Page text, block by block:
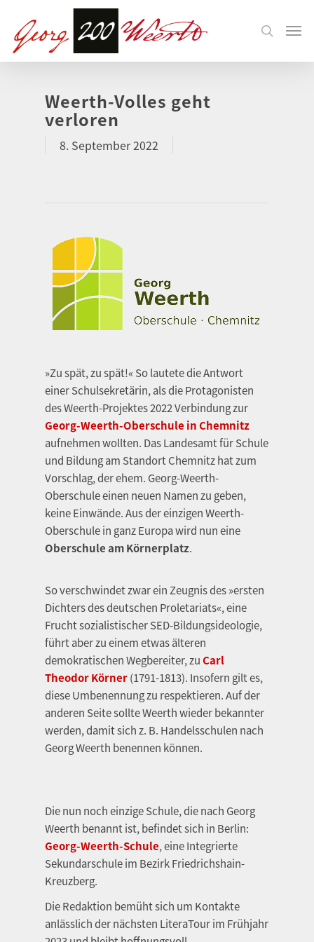
Weerth-Volles geht
verloren
8. September 2022
»Zu spät, zu spät!« So lautete die Antwort
einer Schulsekretärin, als die Protagonisten
des Weerth-Projektes 2022 Verbindung zur
Georg-Weerth-Oberschule in Chemnitz
aufnehmen wollten. Das Landesamt für Schule
und Bildung am Standort Chemnitz hat zum
Vorschlag, der ehem. Georg-Weerth-
Oberschule einen neuen Namen zu geben,
keine Einwände. Aus der einzigen Weerth-
Oberschule in ganz Europa wird nun eine
Oberschule am Körnerplatz.
So verschwindet zwar ein Zeugnis des »ersten
Dichters des deutschen Proletariats«, eine
Frucht sozialistischer SED-Bildungsideologie,
führt aber zu einem etwas älteren
demokratischen Wegbereiter, zuCarl
Theodor Körner(1791-1813). Insofern gilt es,
diese Umbenennung zu respektieren. Auf der
anderen Seite sollte Weerth wieder bekannter
werden, damit sich z. B. Handelsschulen nach
Georg Weerth benennen können.
Die nun noch einzige Schule, die nach Georg
Weerth benannt ist, befindet sich in Berlin:
Georg-Weerth-Schule, eine Integrierte
Sekundarschule im Bezirk Friedrichshain-
Kreuzberg.
Die Redaktion bemüht sich um Kontakte
anlässlich der nächsten LiteraTour im Frühjahr